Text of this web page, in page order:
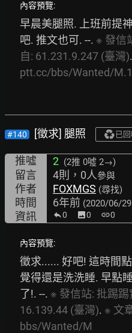
內容預覽:
早晨美腿照. 上班前提
吧. 推文也可. --. ※ 發信
自: 61.231.9.247 (臺灣).
ptt.cc/bbs/Wanted/
#140 [徵求] 腿照 已
推噓 2 (2推 0噓 2→)
留言 4則，0人參與
作者 FOXMGS (尋找)
時間 6年前 (2020/06/
資訊 0 image0 link0
內容預覽:
徵求...... 好吧! 這時間
覺得還是洗洗睡. 早點
了!. --. ※ 發信站: 批踢
16.139.44 (臺灣). ※ 文
bbs/Wanted/M